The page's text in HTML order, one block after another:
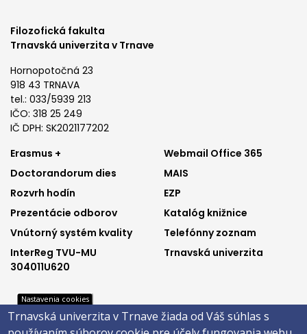
Filozofická fakulta
Trnavská univerzita v Trnave
Hornopotočná 23
918 43 TRNAVA
tel.: 033/5939 213
IČO: 318 25 249
IČ DPH: SK2021177202
Footer
menu
1
Erasmus +
Doctorandorum dies
Rozvrh hodín
Prezentácie odborov
Vnútorný systém kvality
InterReg TVU-MU
304011U620
Footer
menu
2
Webmail Office 365
MAIS
EZP
Katalóg knižnice
Telefónny zoznam
Trnavská univerzita
Footer
Katalóg knižnice
FooterE-shop
Nastavenia cookies
Trnavská univerzita v Trnave žiada od Váš súhlas s